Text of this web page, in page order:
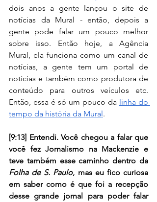
dois anos a gente lançou o site de
notícias da Mural - então, depois a
gente pode falar um pouco melhor
sobre isso. Então hoje, a Agência
Mural, ela funciona como um canal de
notícias, a gente tem um portal de
notícias e também como produtora de
conteúdo para outros veículos etc.
Então, essa é só um pouco da linha do
tempo da história da Mural.
[9:13] Entendi. Você chegou a falar que
você fez Jornalismo na Mackenzie e
Folha de S. Paulo, mas eu fico curiosa
em saber como é que foi a recepção
desse grande jornal para poder falar